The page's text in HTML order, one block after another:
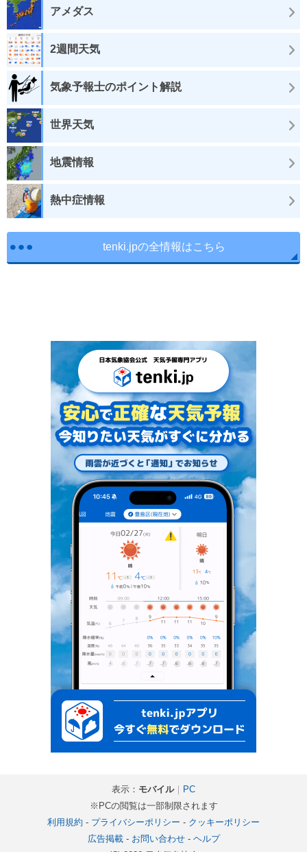
アメダス
2週間天気
気象予報士のポイント解説
世界天気
地震情報
熱中症情報
tenki.jpの全情報はこちら
表示： モバイル｜ PC
※PCの閲覧は一部制限されます
利用規約 - プライバシーポリシー - クッキーポリシー
広告掲載- お問い合わせ- ヘルプ